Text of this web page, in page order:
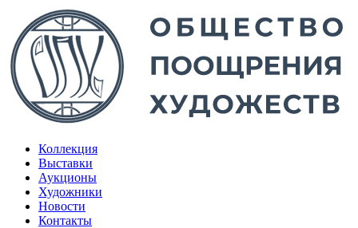
Коллекция
Выставки
Аукционы
Художники
Новости
Контакты